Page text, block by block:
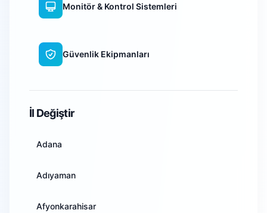
Monitör & Kontrol Sistemleri
Güvenlik Ekipmanları
İl Değiştir
Adana
Adıyaman
Afyonkarahisar